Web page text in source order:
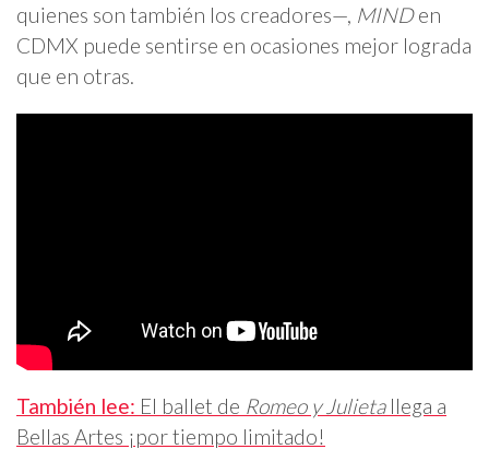
quienes son también los creadores—, MINDen
CDMX puede sentirse en ocasiones mejor lograda
que en otras.
También lee: El ballet de Romeo y Julietallega a
Bellas Artes ¡por tiempo limitado!